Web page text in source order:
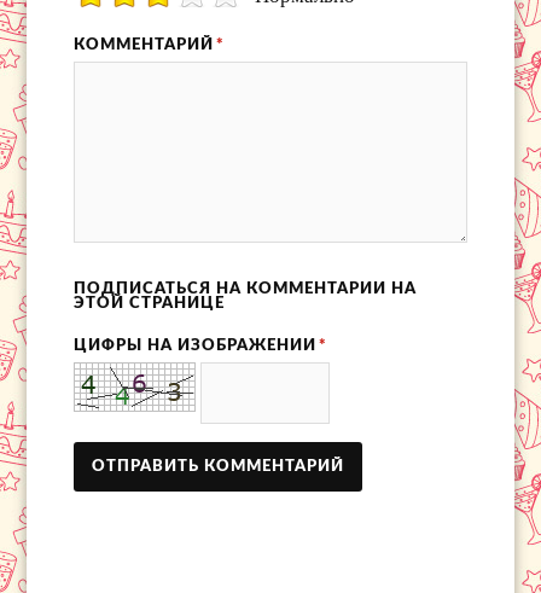
КОММЕНТАРИЙ *
ПОДПИСАТЬСЯ НА КОММЕНТАРИИ НА
ЭТОЙ СТРАНИЦЕ
ЦИФРЫ НА ИЗОБРАЖЕНИИ *